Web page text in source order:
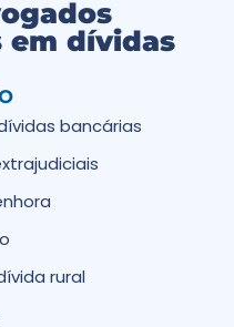
em dívidas
bancárias
rural